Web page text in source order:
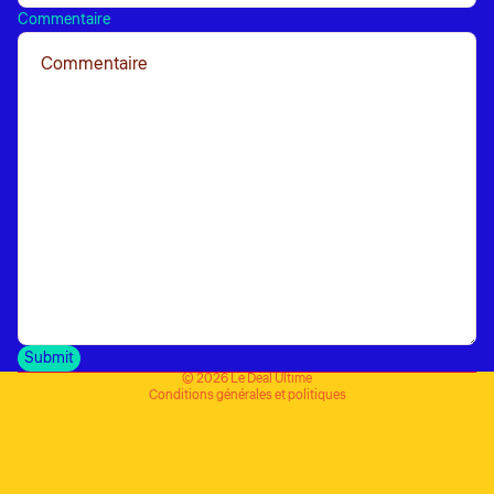
Commentaire
Submit
© 2026Le Deal Ultime
Conditions générales et politiques
Politique de confidentialité